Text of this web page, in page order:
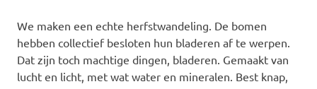
We maken een echte herfstwandeling. De bomen
hebben collectief besloten hun bladeren af te werpen.
Dat zijn toch machtige dingen, bladeren. Gemaakt van
lucht en licht, met wat water en mineralen. Best knap,